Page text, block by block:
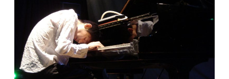
ライブ・スケジュール
作品
オンライン・ショップ